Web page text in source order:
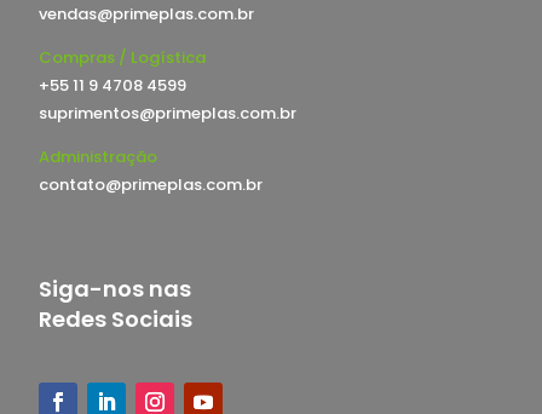
vendas@primeplas.com.br
Compras / Logística
+55 11 9 4708 4599
suprimentos@primeplas.com.br
Administração
contato@primeplas.com.br
Siga-nos nas
Redes Sociais